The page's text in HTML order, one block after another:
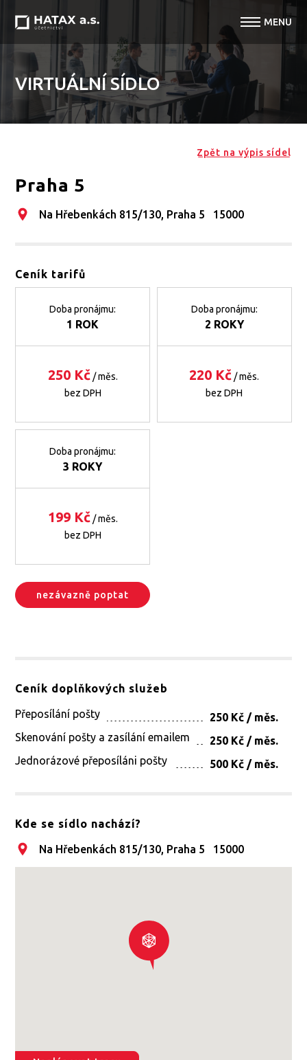
VIRTUÁLNÍ SÍDLO
Zpět na výpis sídel
Praha 5
Na Hřebenkách 815/130, Praha 5 15000
Ceník tarifů
Doba pronájmu:
1 ROK
250 Kč/ měs.
bez DPH
Doba pronájmu:
2 ROKY
220 Kč / měs.
bez DPH
Doba pronájmu:
3 ROKY
199 Kč/ měs.
bez DPH
nezávazně poptat
Ceník doplňkových služeb
Přeposílání pošty
250 Kč / měs.
Skenování pošty a zasílání emailem
250 Kč / měs.
Jednorázové přeposíláni pošty
500 Kč / měs.
Kde se sídlo nachází?
Na Hřebenkách 815/130, Praha 5 15000